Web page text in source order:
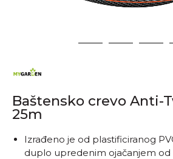
2 3 4
Baštensko crevo Anti-
25m
Izrađeno je od plastificiranog
duplo upredenim ojačanjem od